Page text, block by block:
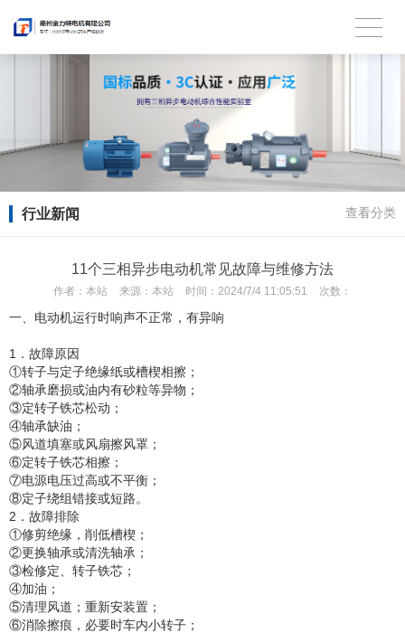
行业新闻 查看分类
11个三相异步电动机常见故障与维修方法
作者： 本站 来源： 本站 时间： 2024/7/4 11:05:51 次数：
一、电动机运行时响声不正常，有异响
1．故障原因
①转子与定子绝缘纸或槽楔相擦；
②轴承磨损或油内有砂粒等异物；
③定转子铁芯松动；
④轴承缺油；
⑤风道填塞或风扇擦风罩；
⑥定转子铁芯相擦；
⑦电源电压过高或不平衡；
⑧定子绕组错接或短路。
2．故障排除
①修剪绝缘，削低槽楔；
②更换轴承或清洗轴承；
③检修定、转子铁芯；
④加油；
⑤清理风道；重新安装置；
⑥消除擦痕，必要时车内小转子；